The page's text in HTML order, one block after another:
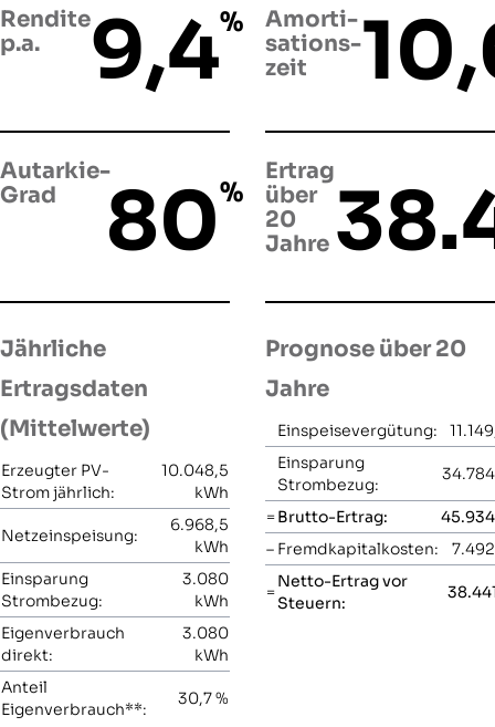
Rendite
p.a.
9,4%
Amorti­
sations­
zeit
Autarkie-
Grad
80%
Ertrag
über
20
Jahre
Jährliche
Ertragsdaten
(Mittelwerte)
Erzeugter PV-
Strom jährlich:
10.048,5
kWh
Netzeinspeisung:
6.968,5
kWh
Einsparung
Strombezug:
3.080
kWh
Eigenverbrauch
direkt:
3.080
kWh
Anteil
Eigenverbrauch**:
30,7%
Prognose über 20
Jahre
Einspeisevergütung:
Einsparung
Strombezug:
=Brutto-Ertrag:
– Fremdkapitalkosten:
=
Netto-Ertrag vor
Steuern: